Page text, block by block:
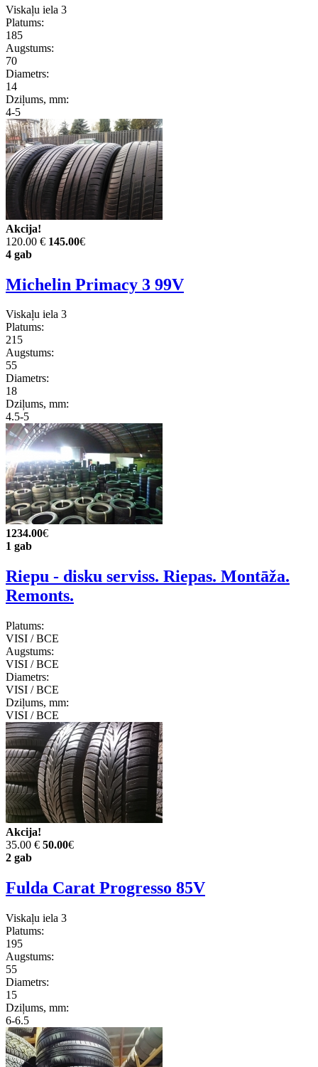
Viskaļu iela 3
Platums:
185
Augstums:
70
Diametrs:
14
Dziļums, mm:
4-5
Akcija!
120.00 € 145.00€
4 gab
Michelin Primacy 3 99V
Viskaļu iela 3
Platums:
215
Augstums:
55
Diametrs:
18
Dziļums, mm:
4.5-5
1234.00€
1 gab
Riepu - disku serviss. Riepas. Montāža.
Remonts.
Platums:
VISI / ВСЕ
Augstums:
VISI / ВСЕ
Diametrs:
VISI / ВСЕ
Dziļums, mm:
VISI / ВСЕ
Akcija!
35.00 € 50.00€
2 gab
Fulda Carat Progresso 85V
Viskaļu iela 3
Platums:
195
Augstums:
55
Diametrs:
15
Dziļums, mm:
6-6.5